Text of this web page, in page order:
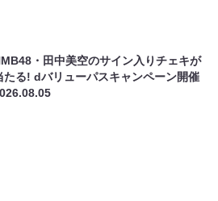
・田中美空のサイン入りチェキが
たる! dバリューパスキャンペーン開催